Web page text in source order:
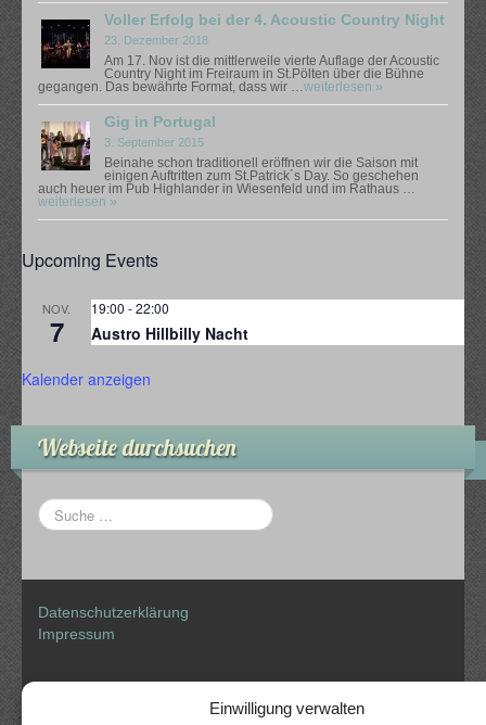
Einwilligung verwalten
Voller Erfolg bei der 4. Acoustic Country Night
23. Dezember 2018
Am 17. Nov ist die mittlerweile vierte Auflage der Acoustic
Country Night im Freiraum in St.Pölten über die Bühne
gegangen. Das bewährte Format, dass wir …weiterlesen »
Gig in Portugal
3. September 2015
Beinahe schon traditionell eröffnen wir die Saison mit
einigen Auftritten zum St.Patrick´s Day. So geschehen
auch heuer im Pub Highlander in Wiesenfeld und im Rathaus …
weiterlesen »
Upcoming Events
NOV.
7
19:00 -22:00
Austro Hillbilly Nacht
Kalender anzeigen
Webseite durchsuchen
Datenschutzerklärung
Impressum